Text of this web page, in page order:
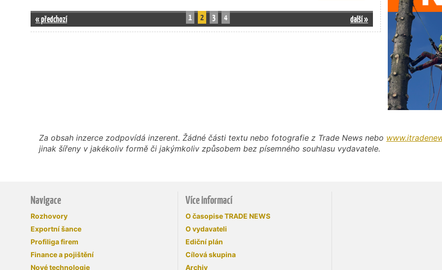
« předchozí 1 2 3 4 další »
Za obsah inzerce zodpovídá inzerent. Žádné části textu nebo fotografie z Trade News nebo
jinak šířeny v jakékoliv formě či jakýmkoliv způsobem bez písemného souhlasu vydavatele.
Navigace
Rozhovory
Exportní šance
Profiliga firem
Finance a pojištění
Nové technologie
Více informací
O časopise TRADE NEWS
O vydavateli
Ediční plán
Cílová skupina
Archiv